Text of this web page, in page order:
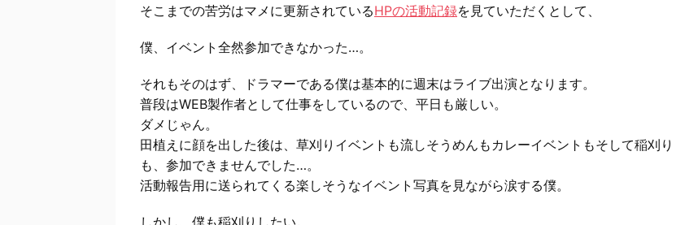
そこまでの苦労はマメに更新されているHPの活動記録を見ていただくとして、
僕、イベント全然参加できなかった…。
それもそのはず、ドラマーである僕は基本的に週末はライブ出演となります。
普段はWEB製作者として仕事をしているので、平日も厳しい。
ダメじゃん。
田植えに顔を出した後は、草刈りイベントも流しそうめんもカレーイベントもそして稲刈り
も、参加できませんでした…。
活動報告用に送られてくる楽しそうなイベント写真を見ながら涙する僕。
しかし、僕も稲刈りしたい。